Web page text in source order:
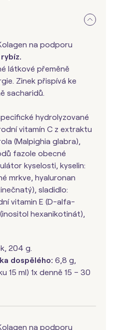
na podporu
látkové přeměně
Zinek přispívá ke
sacharidů.
hydrolyzované
vitamín C z extraktu
(Malpighia glabra),
fazole obecné
kyselosti, kyselin:
mrkve, hyaluronan
sladidlo:
vitamin E (D-alfa-
hexanikotinát),
204 g.
dospělého: 6,8 g,
15 ml) 1x denně 15 – 30
na podporu